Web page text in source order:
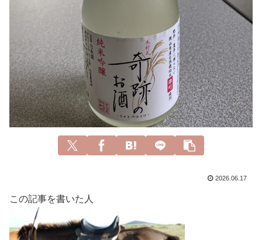
2026.06.17
この記事を書いた人